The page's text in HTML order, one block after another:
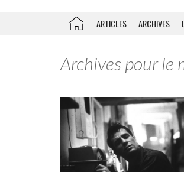
ARTICLES ARCHIVES
Archives pour le